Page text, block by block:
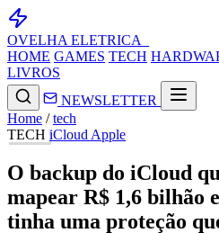
OVELHA ELETRICA_
HOME GAMES TECH
LIVROS
NEWSLETTER
Home / tech
TECH iCloud Apple
O backup do iCloud
mapear R$ 1,6 bilhão
tinha uma proteção